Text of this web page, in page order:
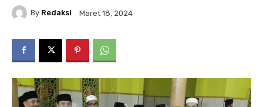
By Redaksi Maret 18, 2024